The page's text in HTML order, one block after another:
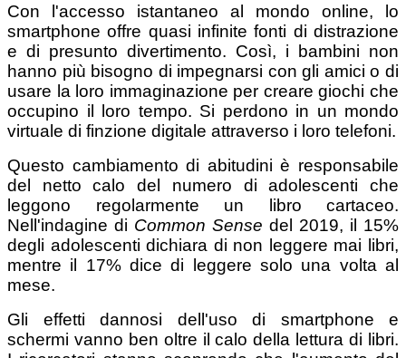
Con l'accesso istantaneo al mondo online, lo
smartphone offre quasi infinite fonti di distrazione
e di presunto divertimento. Così, i bambini non
hanno più bisogno di impegnarsi con gli amici o di
usare la loro immaginazione per creare giochi che
occupino il loro tempo. Si perdono in un mondo
virtuale di finzione digitale attraverso i loro telefoni.
Questo cambiamento di abitudini è responsabile
del netto calo del numero di adolescenti che
leggono regolarmente un libro cartaceo.
Nell'indagine di Common Sense del 2019, il 15%
degli adolescenti dichiara di non leggere mai libri,
mentre il 17% dice di leggere solo una volta al
mese.
Gli effetti dannosi dell'uso di smartphone e
schermi vanno ben oltre il calo della lettura di libri.